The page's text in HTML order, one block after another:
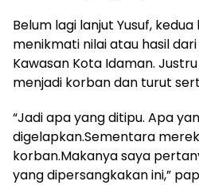
Belum lagi lanjut Yusuf,
menikmati nilai atau hasil
Kawasan Kota Idaman.
menjadi korban dan turut
“Jadi apa yang ditipu. Apa
digelapkan.Sementara
korban.Makanya saya
yang dipersangkakan ini,”